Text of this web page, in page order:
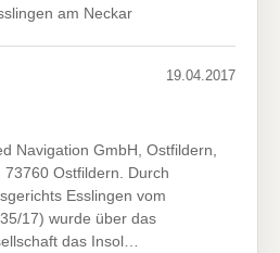
am Neckar
19.04.2017
Navigation GmbH, Ostfildern,
Ostfildern. Durch
Esslingen vom
17) wurde über das
das Insol…